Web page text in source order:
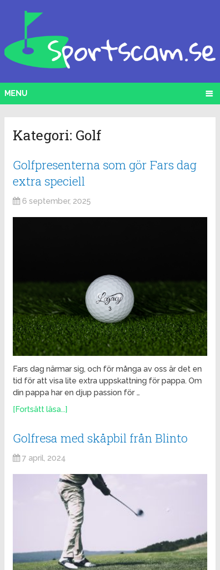
MENU
Kategori: Golf
Golfpresenterna som gör Fars dag
extra speciell
6 september, 2025
Fars dag närmar sig, och för många av oss är det en
tid för att visa lite extra uppskattning för pappa. Om
din pappa har en djup passion för …
[Fortsätt läsa...]
Golfresa med skåpbil från Blinto
7 april, 2024